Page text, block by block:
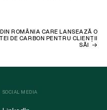
ROMÂNIA CARE LANSEAZĂ O
DE CARBON PENTRU CLIENȚII
SĂI
SOCIAL MEDIA